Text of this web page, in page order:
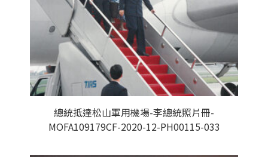
總統抵達松山軍用機場-李總統照片冊-
MOFA109179CF-2020-12-PH00115-033